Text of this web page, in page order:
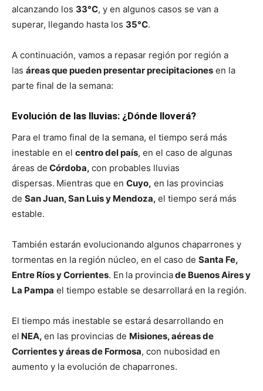
alcanzando los 33°C, y en algunos casos se van a
superar, llegando hasta los 35°C.
A continuación, vamos a repasar región por región a
las áreas que pueden presentar precipitaciones en la
parte final de la semana:
Evolución de las lluvias: ¿Dónde lloverá?
Para el tramo final de la semana, el tiempo será más
inestable en el centro del país, en el caso de algunas
áreas de Córdoba, con probables lluvias
dispersas. Mientras que en Cuyo, en las provincias
de San Juan, San Luis y Mendoza, el tiempo será más
estable.
También estarán evolucionando algunos chaparrones y
tormentas en la región núcleo, en el caso de Santa Fe,
Entre Ríos y Corrientes. En la provinciade Buenos Aires y
La Pampa el tiempo estable se desarrollará en la región.
El tiempo más inestable se estará desarrollando en
el NEA, en las provincias de Misiones, aéreas de
Corrientes y áreas de Formosa, con nubosidad en
aumento y la evolución de chaparrones.